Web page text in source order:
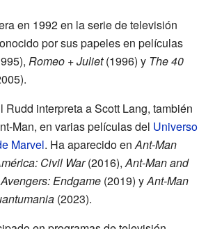
en 1992 en la serie de televisión
por sus papeles en películas
Romeo + Juliet(1996) y The 40
Rudd interpreta a Scott Lang, también
Man, en varias películas del Universo
Marvel. Ha aparecido enAnt-Man
Civil War(2016),Ant-Man and
Avengers: Endgame (2019) yAnt-Man
(2023).